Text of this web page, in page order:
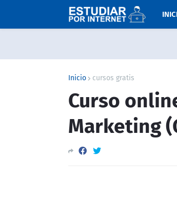
Inicio cursos gratis
Curso
Marketing